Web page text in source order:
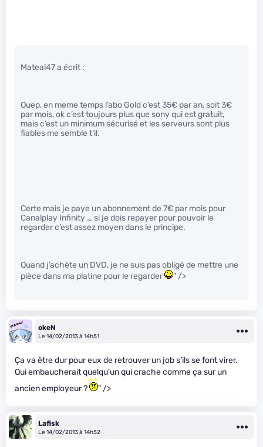
Mateal47 a écrit :
Ouep, en meme temps l’abo Gold c’est 35€ par an, soit 3€
par mois, ok c’est toujours plus que sony qui est gratuit,
mais c’est un minimum sécurisé et les serveurs sont plus
fiables me semble t’il.
Certe mais je paye un abonnement de 7€ par mois pour
Canalplay Infinity … si je dois repayer pour pouvoir le
regarder c’est assez moyen dans le principe.
Quand j’achète un DVD, je ne suis pas obligé de mettre une
pièce dans ma platine pour le regarder
" />
okeN
Le 14/02/2013 à 14h51
Ça va être dur pour eux de retrouver un job s’ils se font virer.
Qui embaucherait quelqu’un qui crache comme ça sur un
ancien employeur ?
" />
Lafisk
Le 14/02/2013 à 14h52